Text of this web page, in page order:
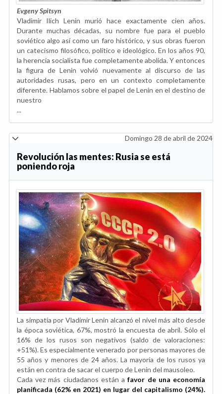
Evgeny Spitsyn
Vladimir Ilich Lenin murió hace exactamente cien años.
Durante muchas décadas, su nombre fue para el pueblo
soviético algo así como un faro histórico, y sus obras fueron
un catecismo filosófico, político e ideológico. En los años 90,
la herencia socialista fue completamente abolida. Y entonces
la figura de Lenin volvió nuevamente al discurso de las
autoridades rusas, pero en un contexto completamente
diferente. Hablamos sobre el papel de Lenin en el destino de
nuestro
...
Domingo 28 de abril de 2024
Revolución las mentes: Rusia se está
poniendo roja
La simpatía por Vladimir Lenin alcanzó el nivel más alto desde
la época soviética, 67%, mostró la encuesta de abril. Sólo el
16% de los rusos son negativos (saldo de valoraciones:
+51%). Es especialmente venerado por personas mayores de
55 años y menores de 24 años. La mayoría de los rusos ya
están en contra de sacar el cuerpo de Lenin del mausoleo.
Cada vez más ciudadanos están afavor de una economía
planificada (62% en 2021) en lugar del capitalismo (24%).